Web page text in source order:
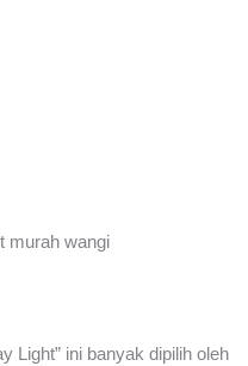
Light” ini banyak dipilih oleh